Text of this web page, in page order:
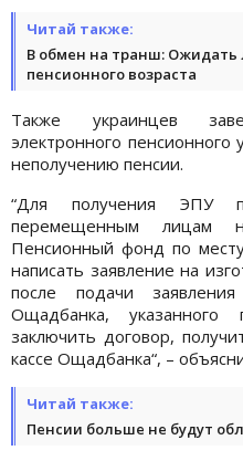
Читай также:
В обмен на транш:
пенсионного возраста
Также украинцев
электронного
неполучению пенсии.
“Для получения ЭПУ
перемещенным лицам
Пенсионный фонд по
написать заявление на
после подачи
Ощадбанка, указанного
заключить договор,
кассе Ощадбанка“, –
Читай также:
Пенсии больше не будут